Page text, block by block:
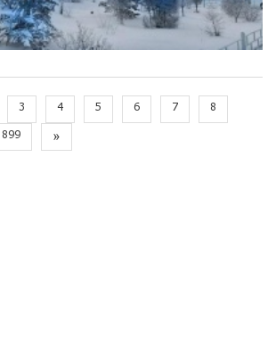
3 4 5 6 7
8
899 »